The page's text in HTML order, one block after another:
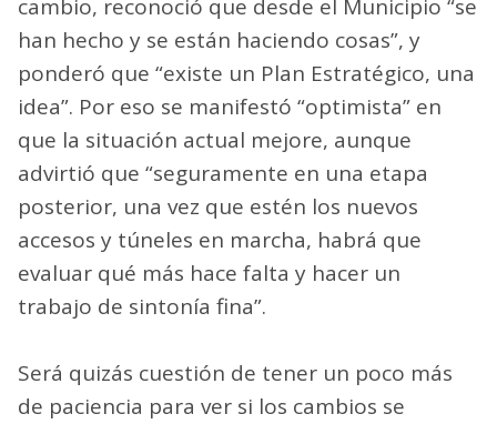
cambio, reconoció que desde el Municipio “se
han hecho y se están haciendo cosas”, y
ponderó que “existe un Plan Estratégico, una
idea”. Por eso se manifestó “optimista” en
que la situación actual mejore, aunque
advirtió que “seguramente en una etapa
posterior, una vez que estén los nuevos
accesos y túneles en marcha, habrá que
evaluar qué más hace falta y hacer un
trabajo de sintonía fina”.
Será quizás cuestión de tener un poco más
de paciencia para ver si los cambios se